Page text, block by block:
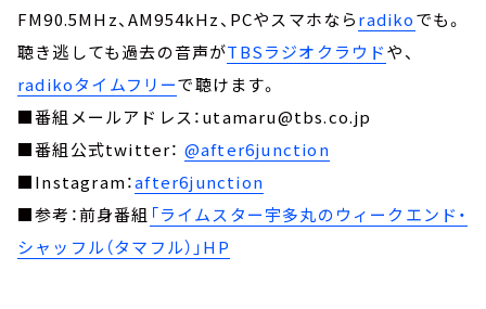
FM90.5MHz、AM954kHz、PCやスマホならradikoでも。
聴き逃しても過去の音声がTBSラジオクラウドや、
radikoタイムフリーで聴けます。
■番組メールアドレス：utamaru@tbs.co.jp
■番組公式twitter： @after6junction
■Instagram：after6junction
■参考：前身番組 「ライムスター宇多丸のウィークエンド・
シャッフル（タマフル）」HP